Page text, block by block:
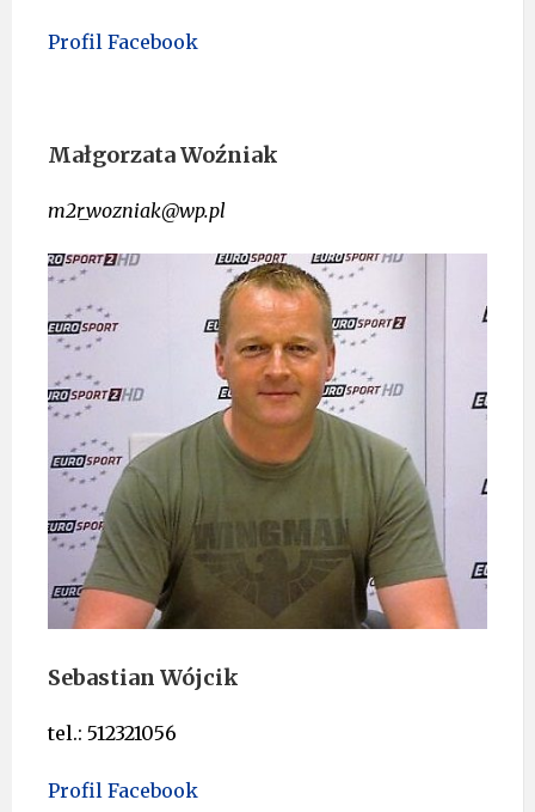
Profil Facebook
Małgorzata Woźniak
m2r_wozniak@wp.pl
Sebastian Wójcik
tel.: 512321056
Profil Facebook